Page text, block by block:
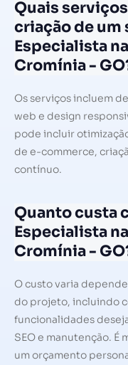
Quais
criação de um
Especialista
Cromínia -
Os serviços incluem
web e design
pode incluir
de e-commerce,
contínuo.
Quanto custa
Especialista
Cromínia -
O custo varia
do projeto, incluindo
funcionalidades
SEO e manutenção. É
um orçamento